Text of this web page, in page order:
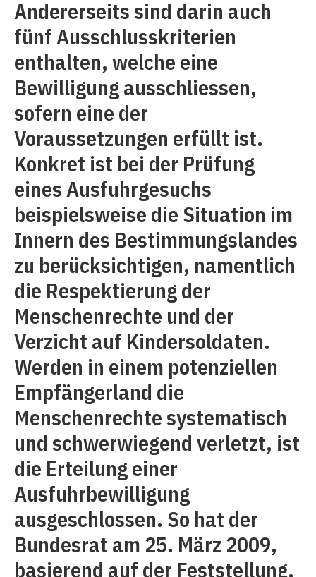
Andererseits sind darin auch
fünf Ausschlusskriterien
enthalten, welche eine
Bewilligung ausschliessen,
sofern eine der
Voraussetzungen erfüllt ist.
Konkret ist bei der Prüfung
eines Ausfuhrgesuchs
beispielsweise die Situation im
Innern des Bestimmungslandes
zu berücksichtigen, namentlich
die Respektierung der
Menschenrechte und der
Verzicht auf Kindersoldaten.
Werden in einem potenziellen
Empfängerland die
Menschenrechte systematisch
und schwerwiegend verletzt, ist
die Erteilung einer
Ausfuhrbewilligung
ausgeschlossen. So hat der
Bundesrat am 25. März 2009,
basierend auf der Feststellung,